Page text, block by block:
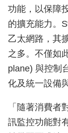
功能，以保障
的擴充能力。
乙太網路，其
之多。不僅如
plane) 與控制
化及統一設備
「隨著消費者
訊監控功能對